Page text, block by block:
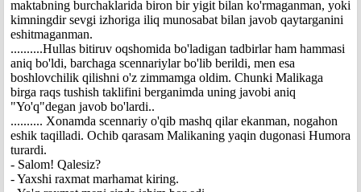
maktabning burchaklarida biron bir yigit bilan ko'rmaganman, yoki
kimningdir sevgi izhoriga iliq munosabat bilan javob qaytarganini
eshitmaganman.
..........Hullas bitiruv oqshomida bo'ladigan tadbirlar ham hammasi
aniq bo'ldi, barchaga scennariylar bo'lib berildi, men esa
boshlovchilik qilishni o'z zimmamga oldim. Chunki Malikaga
birga raqs tushish taklifini berganimda uning javobi aniq
"Yo'q"degan javob bo'lardi..
.......... Xonamda scennariy o'qib mashq qilar ekanman, nogahon
eshik taqilladi. Ochib qarasam Malikaning yaqin dugonasi Humora
turardi.
- Salom! Qalesiz?
- Yaxshi raxmat marhamat kiring.